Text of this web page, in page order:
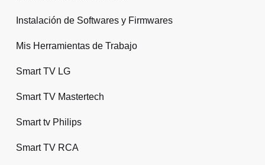
Instalación de Softwares y Firmwares
Mis Herramientas de Trabajo
Smart TV LG
Smart TV Mastertech
Smart tv Philips
Smart TV RCA